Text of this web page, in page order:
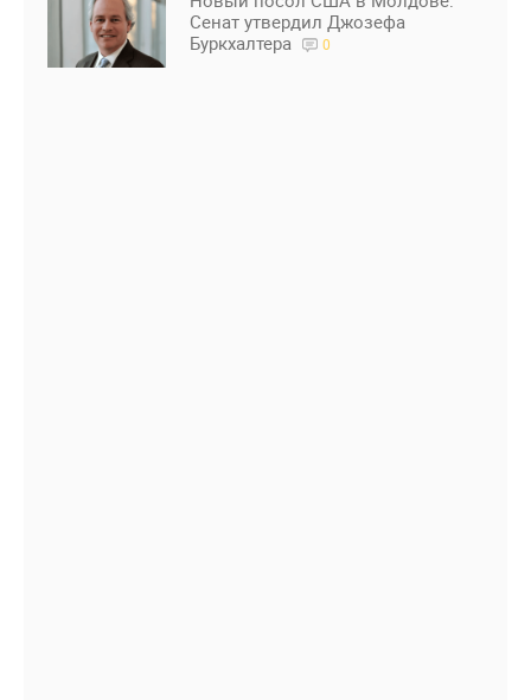
Сенат утвердил Джозефа
Буркхалтера
0